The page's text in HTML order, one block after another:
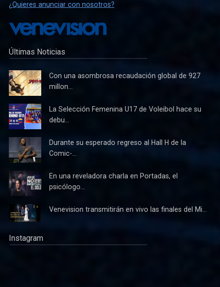
¿Quieres anunciar con nosotros?
Últimas Noticias
Con una asombrosa recaudación global de 927
millon...
La Selección Femenina U17 de Voleibol hace su
debu...
Durante su esperado regreso al Hall H de la
Comic-...
En una reveladora charla en Portadas, el
psicólogo...
Venevision transmitirán en vivo las finales del Mi...
Instagram